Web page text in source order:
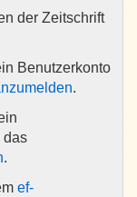
der Zeitschrift
Benutzerkonto
.
das
.
ef-